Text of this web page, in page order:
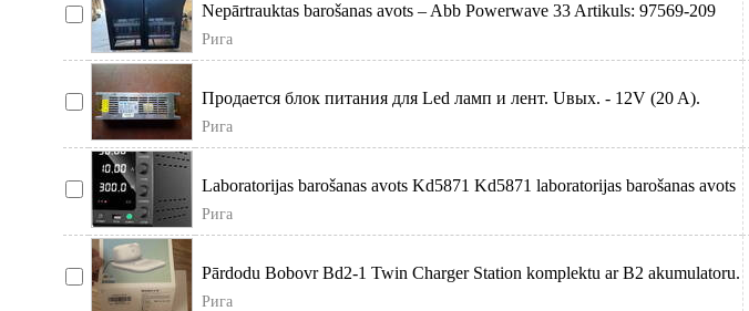
Nepārtrauktas barošanas avots – Abb Powerwave 33 Artikuls: 97569-209
Tips: Industr
Рига
Продается блок питания для Led ламп и лент. Uвых. - 12V (20 A).
Рига
Laboratorijas barošanas avots Kd5871 Kd5871 laboratorijas barošanas avots
Kd5871
Рига
Pārdodu Bobovr Bd2-1 Twin Charger Station komplektu ar B2 akumulatoru.
Ierīce nav li
Рига